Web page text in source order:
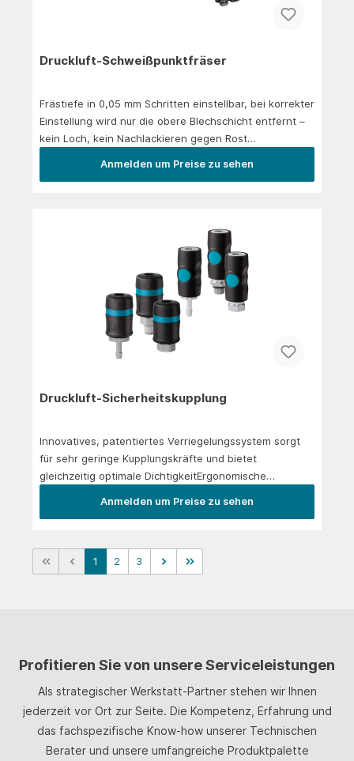
Druckluft-Schweißpunktfräser
Frästiefe in 0,05 mm Schritten einstellbar, bei korrekter
Einstellung wird nur die obere Blechschicht entfernt –
kein Loch, kein Nachlackieren gegen Rost
fährt bei Betätigung des Druckknopfes automatisch
(pneumatisch) nach vorn auf den starren
BügelInklusive Fräser Ø 8 mm
Anmelden um Preise zu sehen
Druckluft-Sicherheitskupplung
Innovatives, patentiertes Verriegelungssystem sorgt
für sehr geringe Kupplungskräfte und bietet
gleichzeitig optimale DichtigkeitErgonomische
„Peitschenhieb-Effekt“ und erfüllt deshalb die
energieabsorbierendem Verbundwerkstoff, der selbst
bei sensiblen Oberflächen problemlos einsetzbar
ist&nbsp;Kompatibel zu NW 7,2- und NW 7,4-Nippeln (dt.
Standard) und Profil&nbsp;ARO 210-Nippeln (NL-
Standard) Profil&nbsp;ARO 210-Nippeln: Mit Druckknopf
zur Entriegelung&nbsp;
Anmelden um Preise zu sehen
1 2 3
Profitieren Sie von unsere Serviceleistungen
Als strategischer Werkstatt-Partner stehen wir Ihnen
jederzeit vor Ort zur Seite. Die Kompetenz, Erfahrung und
das fachspezifische Know-how unserer Technischen
Berater und unsere umfangreiche Produktpalette